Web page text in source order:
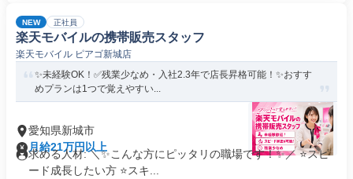
NEW 正社員
楽天モバイルの携帯販売スタッフ
楽天モバイル ピアゴ新城店
✨未経験OK！✅残業少なめ・入社2.3年で店長昇格可能！✨おすす
めプランは1つで覚えやすい...
愛知県新城市
月給21万円以上
求める人材: ＼✨こんな方にピッタリの職場です！✨／ ⭐スピ
ード成長したい方 ⭐スキ...